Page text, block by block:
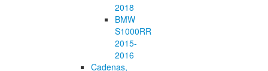
2018
BMW
S1000RR
2015-
2016
Cadenas,